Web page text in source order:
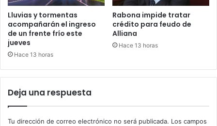
Lluvias y tormentas
acompañarán el ingreso
de un frente frío este
jueves
Hace 13 horas
Rabona impide tratar
crédito para feudo de
Alliana
Hace 13 horas
Deja una respuesta
Tu dirección de correo electrónico no será publicada. Los campos